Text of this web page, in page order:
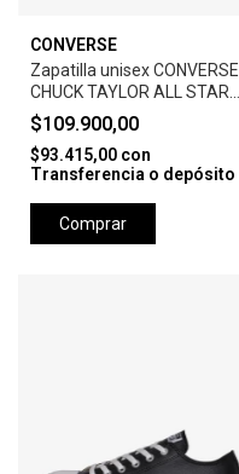
CONVERSE
Zapatilla unisex CONVERSE
CHUCK TAYLOR ALL STAR
HI-MAROO
$109.900,00
$93.415,00 con
Transferencia o depósito
Comprar